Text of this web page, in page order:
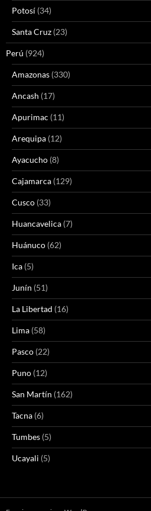
Potosí (34)
Santa Cruz (23)
Perú (924)
Amazonas (330)
Ancash (17)
Apurimac (11)
Arequipa (12)
Ayacucho (8)
Cajamarca (129)
Cusco (33)
Huancavelica (7)
Huánuco (62)
Ica (5)
Junín (51)
La Libertad (16)
Lima (58)
Pasco (22)
Puno (12)
San Martín (162)
Tacna (6)
Tumbes (5)
Ucayali (5)